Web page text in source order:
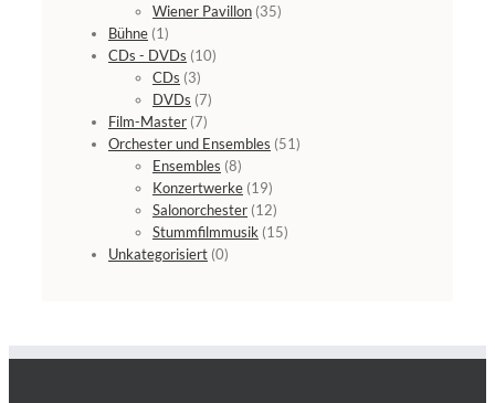
Wiener Pavillon (35)
Bühne (1)
CDs - DVDs (10)
CDs (3)
DVDs (7)
Film-Master (7)
Orchester und Ensembles (51)
Ensembles (8)
Konzertwerke (19)
Salonorchester (12)
Stummfilmmusik (15)
Unkategorisiert (0)